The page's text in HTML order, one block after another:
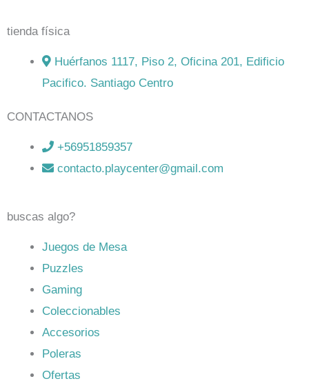
tienda física
Huérfanos 1117, Piso 2, Oficina 201, Edificio
Pacifico. Santiago Centro
CONTACTANOS
+56951859357
contacto.playcenter@gmail.com
buscas algo?
Juegos de Mesa
Puzzles
Gaming
Coleccionables
Accesorios
Poleras
Ofertas